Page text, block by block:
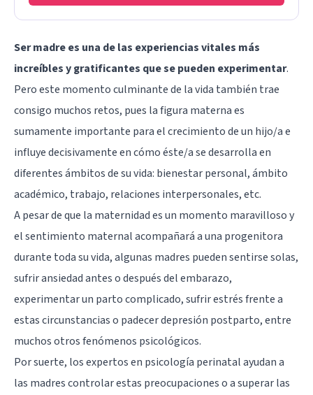
Ser madre es una de las experiencias vitales más
increíbles y gratificantes que se pueden experimentar.
Pero este momento culminante de la vida también trae
consigo muchos retos, pues la figura materna es
sumamente importante para el crecimiento de un hijo/a e
influye decisivamente en cómo éste/a se desarrolla en
diferentes ámbitos de su vida: bienestar personal, ámbito
académico, trabajo, relaciones interpersonales, etc.
A pesar de que la maternidad es un momento maravilloso y
el sentimiento maternal acompañará a una progenitora
durante toda su vida, algunas madres pueden sentirse solas,
sufrir ansiedad antes o después del embarazo,
experimentar un parto complicado, sufrir estrés frente a
estas circunstancias o padecer depresión postparto, entre
muchos otrosfenómenos psicológicos.
Por suerte, los expertos en psicología perinatal ayudan a
las madres controlar estas preocupaciones o a superar las